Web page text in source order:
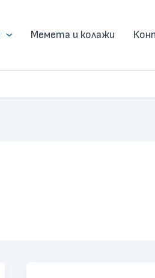
Мемета и колажи